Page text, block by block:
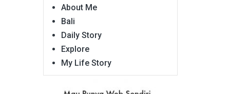
About Me
Bali
Daily Story
Explore
My Life Story